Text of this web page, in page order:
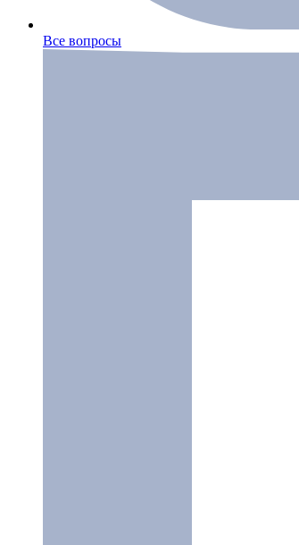
Все вопросы